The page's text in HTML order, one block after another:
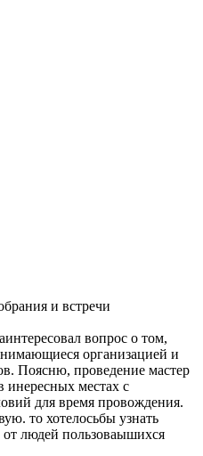
и встречи
вопрос о том,
организацией и
Поясню, проведение мастер
инересных местах с
для время провождения.
то хотелосьбы узнать
людей пользоваышихся